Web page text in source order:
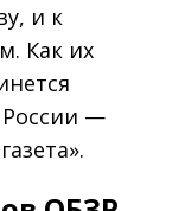
и к
Как их
России —